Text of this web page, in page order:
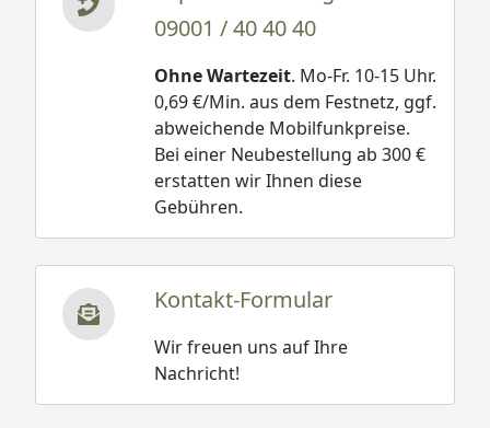
09001 / 40 40 40
Ohne Wartezeit. Mo-Fr. 10-15 Uhr.
0,69 €/Min. aus dem Festnetz, ggf.
abweichende Mobilfunkpreise.
Bei einer Neubestellung ab 300 €
erstatten wir Ihnen diese
Gebühren.
Kontakt-Formular
Wir freuen uns auf Ihre
Nachricht!